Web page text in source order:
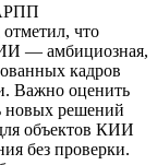
что
— амбициозная,
кадров
Важно оценить
новых решений
объектов КИИ
без проверки.